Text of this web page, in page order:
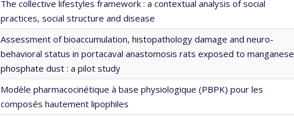
The collective lifestyles framework : a contextual analysis of social
practices, social structure and disease
Assessment of bioaccumulation, histopathology damage and neuro-
behavioral status in portacaval anastomosis rats exposed to manganese
phosphate dust : a pilot study
Modèle pharmacocinétique à base physiologique (PBPK) pour les
composés hautement lipophiles